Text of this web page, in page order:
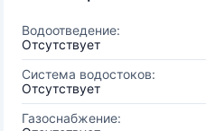
Водоотведение:
Отсутствует
Система водостоков:
Отсутствует
Газоснабжение: